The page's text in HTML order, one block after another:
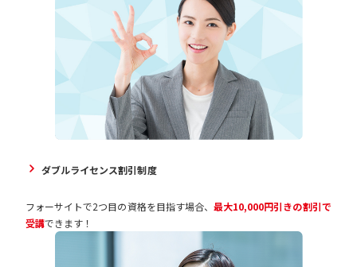
ダブルライセンス割引制度
フォーサイトで2つ目の資格を目指す場合、 最大10,000円引きの割引で
受講できます！